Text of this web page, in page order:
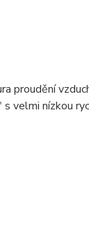
proudění
velmi nízkou